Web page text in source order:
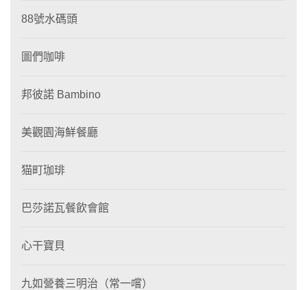
88號水碼頭
圖們咖啡
邦彼諾 Bambino
美觀園海鮮餐廳
猫町珈琲
巴莎諾瓦餐飲會館
心干寶貝
九如營養三明治（常一嚐）